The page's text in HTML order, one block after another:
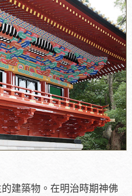
建築物。在明治時期神佛